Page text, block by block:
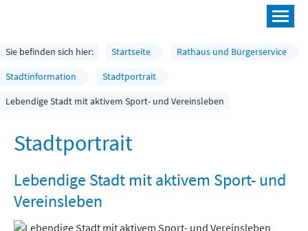
Leben und mehr
Rathaus und Bürgerservice
Wirtschaft und Planen
Umwelt, Klima und Mobilität
Sie befinden sich hier: Startseite
Rathaus und Bürgerservice
Stadtinformation
Stadtportrait
Lebendige Stadt mit aktivem Sport- und Vereinsleben
Stadtportrait
Lebendige Stadt mit aktivem Sport- und
Vereinsleben